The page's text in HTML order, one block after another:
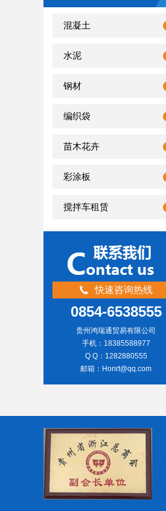
混凝土
水泥
钢材
编织袋
苗木花卉
彩涂板
搅拌车租赁
快速咨询热线
0854-6538555
贵州鸿瑞通贸易有限公司
手机：18385588977
Q Q：1282880555
邮箱：Honrt@qq.com